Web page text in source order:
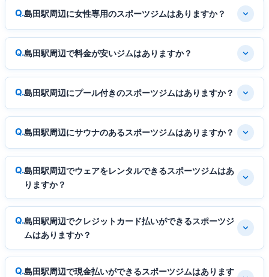
島田駅周辺に女性専用のスポーツジムはありますか？
島田駅周辺で料金が安いジムはありますか？
島田駅周辺にプール付きのスポーツジムはありますか？
島田駅周辺にサウナのあるスポーツジムはありますか？
島田駅周辺でウェアをレンタルできるスポーツジムはあ
りますか？
島田駅周辺でクレジットカード払いができるスポーツジ
ムはありますか？
島田駅周辺で現金払いができるスポーツジムはあります